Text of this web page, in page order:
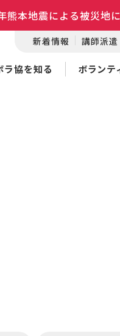
熊本地震による被災地
新着情報 講師派
ラ協を知る ボランテ